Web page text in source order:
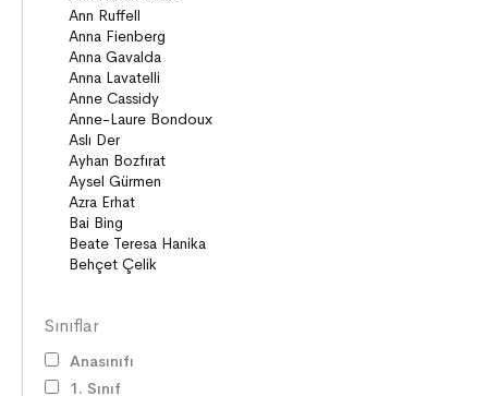
Sınıflar
Anasınıfı
1. Sınıf